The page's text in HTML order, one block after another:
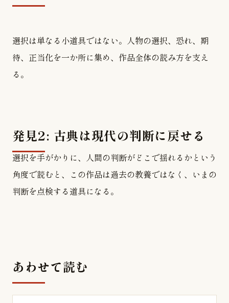
選択は単なる小道具ではない。人物の選択、恐れ、期
待、正当化を一か所に集め、作品全体の読み方を支え
る。
発見2: 古典は現代の判断に戻せる
選択を手がかりに、人間の判断がどこで揺れるかという
角度で読むと、この作品は過去の教養ではなく、いまの
判断を点検する道具になる。
あわせて読む